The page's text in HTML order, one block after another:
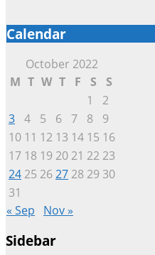
Calendar
October 2022
M T W T F S
S
1
2
3 4 5 6 7 8
9
10 11 12 13 14 15 16
17 18 19 20 21 22 23
24 25 2627 28 29 30
31
« Sep
Nov »
Sidebar